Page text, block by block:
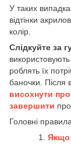
У таких
відтінки
колір.
Слідкуйте за
роблять їх
баночки. Після
висохнути
завершити
Головні
Якщо